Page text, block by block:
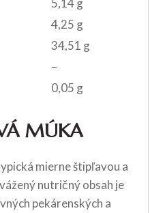
5,14 g
4,25 g
34,51 g
–
0,05 g
MÚKA
mierne štipľavou a
nutričný obsah je
pekárenských a